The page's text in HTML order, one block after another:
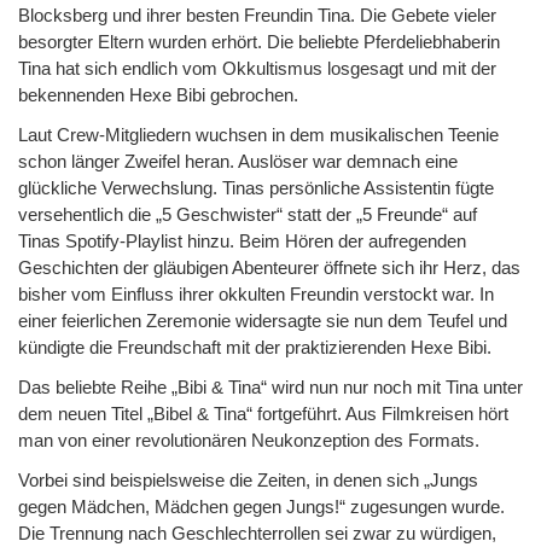
Blocksberg und ihrer besten Freundin Tina. Die Gebete vieler
besorgter Eltern wurden erhört. Die beliebte Pferdeliebhaberin
Tina hat sich endlich vom Okkultismus losgesagt und mit der
bekennenden Hexe Bibi gebrochen.
Laut Crew-Mitgliedern wuchsen in dem musikalischen Teenie
schon länger Zweifel heran. Auslöser war demnach eine
glückliche Verwechslung. Tinas persönliche Assistentin fügte
versehentlich die „5 Geschwister“ statt der „5 Freunde“ auf
Tinas Spotify-Playlist hinzu. Beim Hören der aufregenden
Geschichten der gläubigen Abenteurer öffnete sich ihr Herz, das
bisher vom Einfluss ihrer okkulten Freundin verstockt war. In
einer feierlichen Zeremonie widersagte sie nun dem Teufel und
kündigte die Freundschaft mit der praktizierenden Hexe Bibi.
Das beliebte Reihe „Bibi & Tina“ wird nun nur noch mit Tina unter
dem neuen Titel „Bibel & Tina“ fortgeführt. Aus Filmkreisen hört
man von einer revolutionären Neukonzeption des Formats.
Vorbei sind beispielsweise die Zeiten, in denen sich „Jungs
gegen Mädchen, Mädchen gegen Jungs!“ zugesungen wurde.
Die Trennung nach Geschlechterrollen sei zwar zu würdigen,